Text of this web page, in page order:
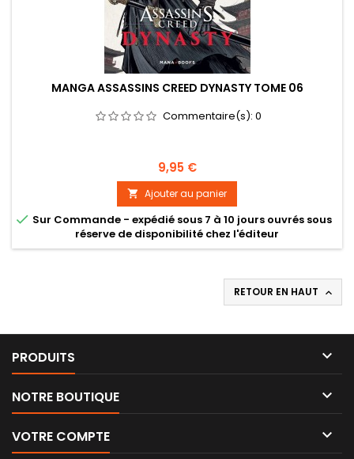
MANGA ASSASSINS CREED DYNASTY TOME 06
Commentaire(s): 0
Prix
9,95 €
 Ajouter au panier
 Sur Commande - expédié sous 7 à 10 jours ouvrés sous
réserve de disponibilité chez l'éditeur
RETOUR EN HAUT 
PRODUITS 
NOTRE BOUTIQUE 
VOTRE COMPTE 